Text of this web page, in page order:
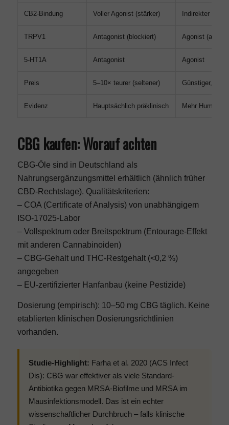
CB2-Bindung Voller Agonist (stärker) Indirekter
TRPV1 Antagonist (blockiert) Agonist
5-HT1A Antagonist Agonist
Preis 5–10× teurer (seltener) Günstiger, weit
Evidenz Hauptsächlich präklinisch Mehr
CBG kaufen: Worauf achten
CBG-Öle sind in Deutschland als
Nahrungsergänzungsmittel erhältlich (ähnlich früher
CBD-Rechtslage). Qualitätskriterien:
– COA (Certificate of Analysis) von unabhängigem
ISO-17025-Labor
– Vollspektrum oder Breitspektrum (Entourage-Effekt
mit anderen Cannabinoiden)
– CBG-Gehalt und THC-Restgehalt (<0,2 %)
angegeben
– EU-zertifizierter Hanfanbau (keine Pestizide)
Dosierung (empirisch): 10–50 mg CBG täglich. Keine
etablierten klinischen Dosierungsrichtlinien
vorhanden.
Studie-Highlight: Farha et al. 2020 (ACS Infect
Dis): CBG war effektiver als viele Standard-
Antibiotika gegen MRSA-Biofilme und MRSA im
Mausinfektionsmodell. Das ist ein echter
wissenschaftlicher Durchbruch – falls klinische